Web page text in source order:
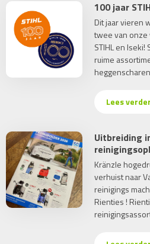
100 jaar
Dit jaar vieren
twee van
STIHL en
ruime
Lees verder
Uitbreiding
Kränzle
verhuist naar
reinigings
Rienties !